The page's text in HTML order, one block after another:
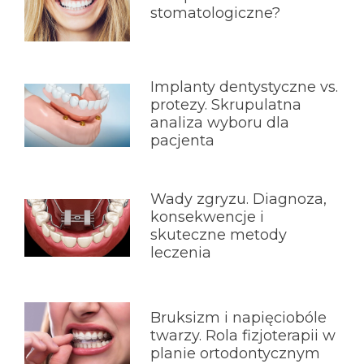
stomatologiczne?
Implanty dentystyczne vs.
protezy. Skrupulatna
analiza wyboru dla
pacjenta
Wady zgryzu. Diagnoza,
konsekwencje i
skuteczne metody
leczenia
Bruksizm i napięciobóle
twarzy. Rola fizjoterapii w
planie ortodontycznym